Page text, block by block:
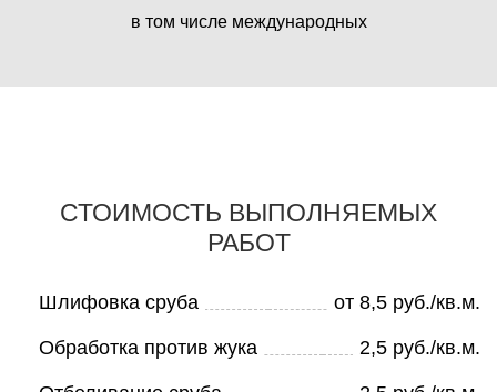
в том числе международных
СТОИМОСТЬ ВЫПОЛНЯЕМЫХ
РАБОТ
Шлифовка сруба от 8,5 руб./кв.м.
Обработка против жука 2,5 руб./кв.м.